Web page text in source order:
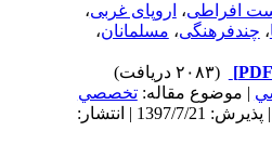
افراطی،اروپای غربی،
چندفرهنگی،مسلمانان،
| موضوع مقاله:تخصصي
دریافت: 1397/4/15 | پذیرش: 1397/7/21 | انتشار: